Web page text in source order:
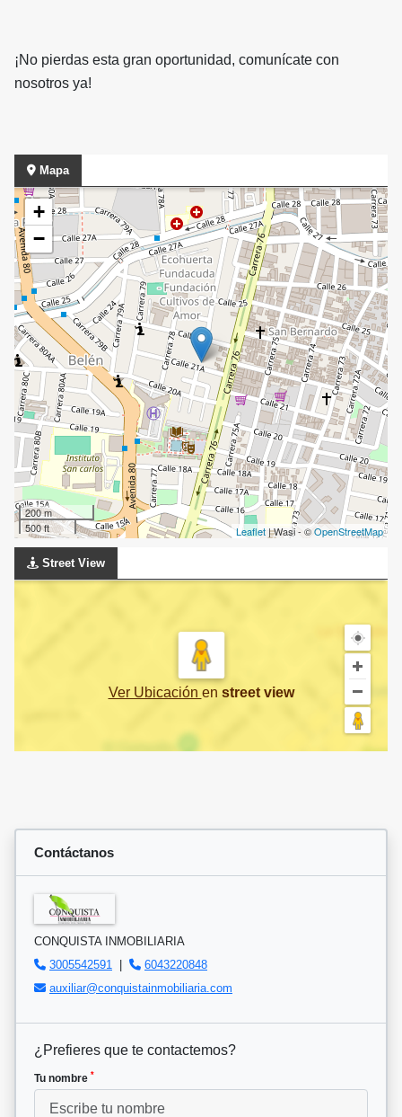
¡No pierdas esta gran oportunidad, comunícate con
nosotros ya!
Mapa
+
−
200 m
500 ft
Leaflet | Wasi - ©OpenStreetMap
Street View
Ver Ubicación en street view
Contáctanos
CONQUISTA INMOBILIARIA
3005542591
|
6043220848
auxiliar@conquistainmobiliaria.com
¿Prefieres que te contactemos?
Tu nombre *